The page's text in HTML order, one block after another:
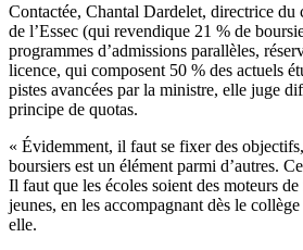
Contactée, Chantal Dardelet, directrice du
de l’Essec (qui revendique 21 % de
programmes d’admissions parallèles,
licence, qui composent 50 % des actuels
pistes avancées par la ministre, elle juge
principe de quotas.
« Évidemment, il faut se fixer des
boursiers est un élément parmi d’autres.
Il faut que les écoles soient des moteurs
jeunes, en les accompagnant dès le
elle.